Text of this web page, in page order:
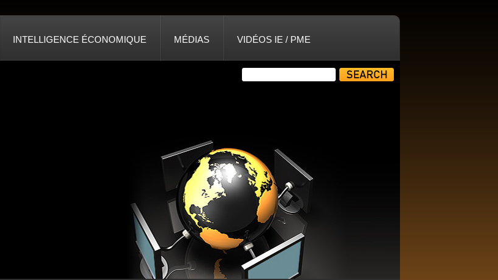
INTELLIGENCE ÉCONOMIQUE MÉDIAS VIDÉOS IE / PME